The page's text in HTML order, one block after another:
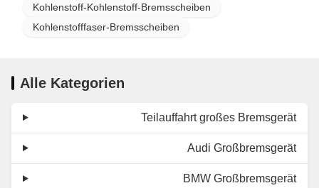
Kohlenstoff-Kohlenstoff-Bremsscheiben
Kohlenstofffaser-Bremsscheiben
Alle Kategorien
Teilauffahrt großes Bremsgerät
Audi Großbremsgerät
BMW Großbremsgerät